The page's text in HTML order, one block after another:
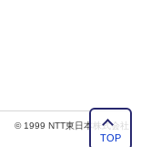
©1999 NTT東日本株式会社
TOP